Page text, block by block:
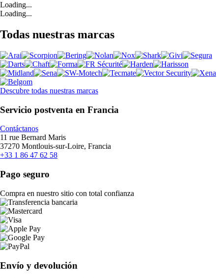
Loading...
Loading...
Todas nuestras marcas
Descubre todas nuestras marcas
Servicio postventa en Francia
Contáctanos
11 rue Bernard Maris
37270 Montlouis-sur-Loire, Francia
+33 1 86 47 62 58
Pago seguro
Compra en nuestro sitio con total confianza
Envío y devolución